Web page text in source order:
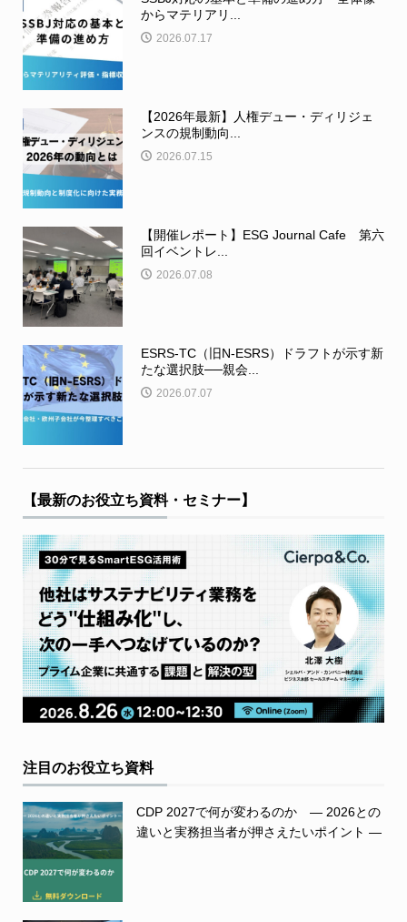
からマテリアリ...
2026.07.17
【2026年最新】人権デュー・ディリジェ
ンスの規制動向...
2026.07.15
【開催レポート】ESG Journal Cafe 第六
回イベントレ...
2026.07.08
ESRS-TC（旧N-ESRS）ドラフトが示す新
たな選択肢──親会...
2026.07.07
【最新のお役立ち資料・セミナー】
注目のお役立ち資料
CDP 2027で何が変わるのか ― 2026との
違いと実務担当者が押さえたいポイント ―